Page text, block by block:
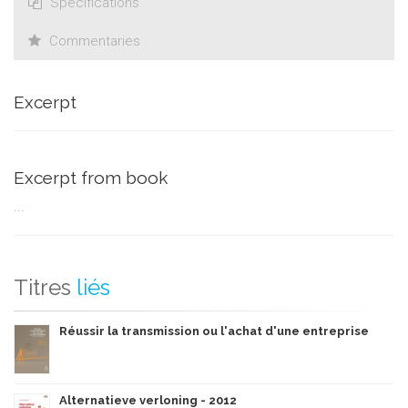
Commentaries
Excerpt
Excerpt from book
...
Titres liés
Réussir la transmission ou l'achat d'une entreprise
Alternatieve verloning - 2012